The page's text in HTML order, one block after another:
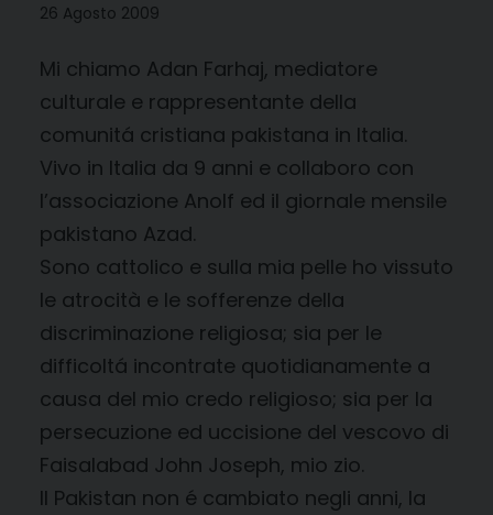
26 Agosto 2009
Mi chiamo Adan Farhaj, mediatore
culturale e rappresentante della
comunitá cristiana pakistana in Italia.
Vivo in Italia da 9 anni e collaboro con
l’associazione Anolf ed il giornale mensile
pakistano Azad.
Sono cattolico e sulla mia pelle ho vissuto
le atrocità e le sofferenze della
discriminazione religiosa; sia per le
difficoltá incontrate quotidianamente a
causa del mio credo religioso; sia per la
persecuzione ed uccisione del vescovo di
Faisalabad John Joseph, mio zio.
Il Pakistan non é cambiato negli anni, la